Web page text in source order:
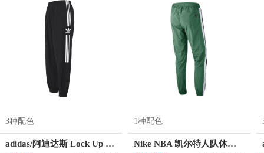
3种配色
adidas/阿迪达斯 Lock Up 条纹印花透气运动长裤 ED6097
1种配色
Nike NBA 凯尔特人队休闲运动透气长裤 CJ7154